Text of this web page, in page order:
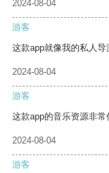
2024-08-04
游客
这款app就像我的私人导
2024-08-04
游客
这款app的音乐资源非常
2024-08-04
游客